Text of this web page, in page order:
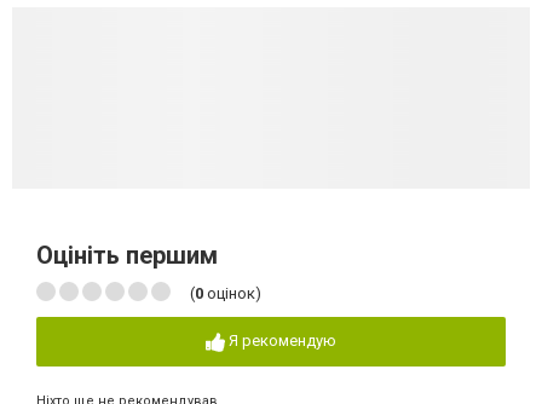
Оцініть першим
(0 оцінок)
Я рекомендую
Ніхто ще не рекомендував